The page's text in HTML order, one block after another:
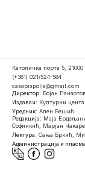
Католичка порта 5,
(+381) 021/524-584
casopispolja@gmail.com
Директор: Бојан
Издавач: Културни
Уредник: Ален Бешић
Редакција: Маја
Софинкић, Марјан
Лектура: Сања Бркић,
Администрација и